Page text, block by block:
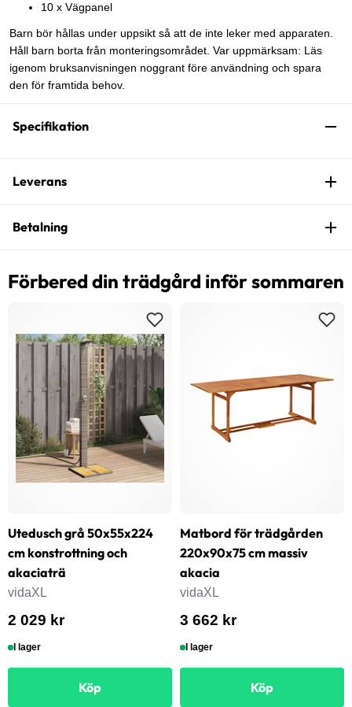
10 x Vägpanel
Barn bör hållas under uppsikt så att de inte leker med apparaten.
Håll barn borta från monteringsområdet. Var uppmärksam: Läs
igenom bruksanvisningen noggrant före användning och spara
den för framtida behov.
Specifikation
Leverans
Betalning
Förbered din trädgård inför sommaren
Utedusch grå 50x55x224
cm konstrottning och
akaciaträ
vidaXL
2 029 kr
I lager
Köp
Matbord för trädgården
220x90x75 cm massiv
akacia
vidaXL
3 662 kr
I lager
Köp